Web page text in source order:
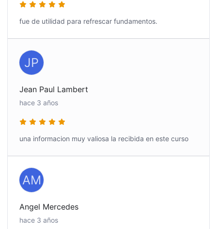
fue de utilidad para refrescar fundamentos.
JP
Jean Paul Lambert
hace 3 años
una informacion muy valiosa la recibida en este curso
AM
Angel Mercedes
hace 3 años